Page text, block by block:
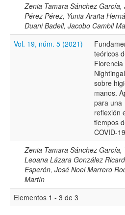
De
Términos de indexación
Disciplinas
Tipo (método/enfoque)
Zenia Tamara Sánchez
Pérez Pérez, Yunia Araña
Duani Badell, Jacobo Cambil
Vol. 19, núm. 5 (2021)
teóricos
Florencia
sobre
manos.
para una
reflexión
tiempos
COVID-19
Zenia Tamara Sánchez García,
Leoana Lázara González
Esperón, José Noel Marrero
Martín
Elementos 1 - 3 de 3